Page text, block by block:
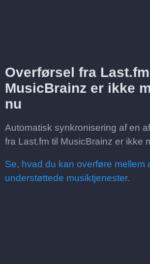
Overførsel fra
MusicBrainz er ikke
nu
Automatisk synkronisering af en
fra Last.fm til MusicBrainz er ikke
Se, hvad du kan overføre mellem
understøttede musiktjenester.